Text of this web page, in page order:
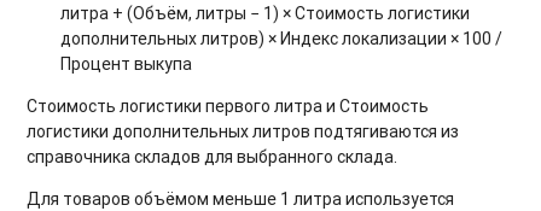
литра + (Объём, литры − 1) × Стоимость логистики
дополнительных литров) × Индекс локализации × 100 /
Процент выкупа
Стоимость логистики первого литра и Стоимость
логистики дополнительных литров подтягиваются из
справочника складов для выбранного склада.
Для товаров объёмом меньше 1 литра используется